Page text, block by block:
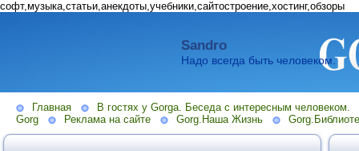
софт,музыка,статьи,анекдоты,учебники,сайтостроение,хостинг,обзоры
Sandro
Надо всегда быть человеком.
Главная
В гостях у Gorga. Беседа с интересным человеком.
Gorg
Реклама на сайте Gorg.Наша Жизнь